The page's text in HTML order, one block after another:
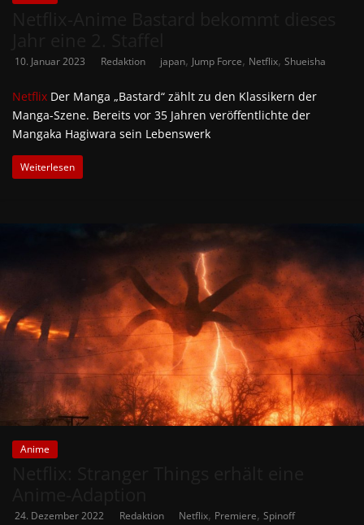
10. Januar 2023 Redaktion japan, Jump Force, Netflix, Shueisha
Netflix Der Manga „Bastard“ zählt zu den Klassikern der
Manga-Szene. Bereits vor 35 Jahren veröffentlichte der
Mangaka Hagiwara sein Lebenswerk
Weiterlesen
Anime
24. Dezember 2022 Redaktion Netflix, Premiere, Spinoff